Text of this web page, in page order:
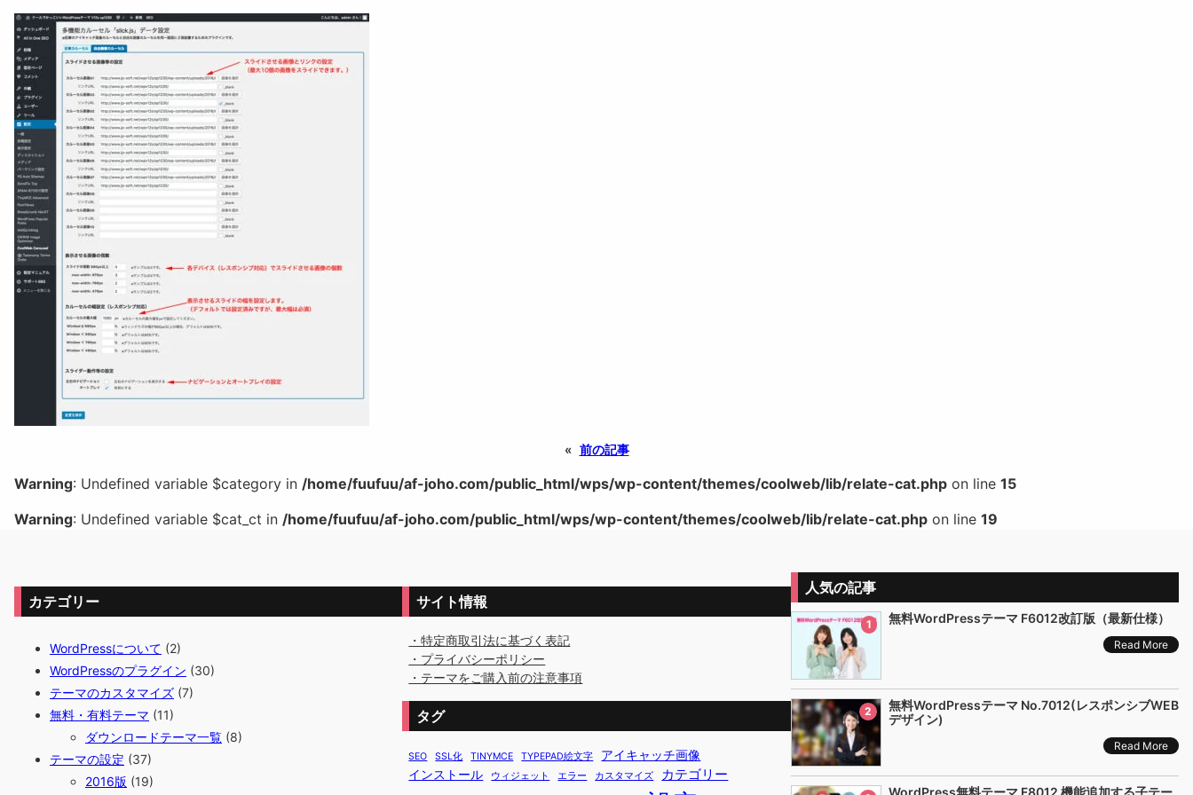
« 前の記事
Warning: Undefined variable $category in /home/fuufuu/af-joho.com/public_html/wps/wp-content/themes/coolweb/lib/relate-cat.php on line 15
Warning: Undefined variable $cat_ct in /home/fuufuu/af-joho.com/public_html/wps/wp-content/themes/coolweb/lib/relate-cat.php on line 19
カテゴリー
WordPressについて (2)
WordPressのプラグイン (30)
テーマのカスタマイズ (7)
無料・有料テーマ (11)
ダウンロードテーマ一覧 (8)
テーマの設定 (37)
2016版 (19)
サイト情報
・特定商取引法に基づく表記
・プライバシーポリシー
・テーマをご購入前の注意事項
タグ
SEO SSL化 TINYMCE TYPEPAD絵文字
アイキャッチ画像
インストール
ウィジェット エラー カスタマイズ カテゴリー
人気の記事
1 無料WordPressテーマ F6012改訂版（最新仕様）
Read More
2
無料WordPressテーマ No.7012(レスポンシブWEB
デザイン)
Read More